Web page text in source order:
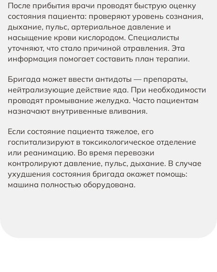
После прибытия врачи проводят быструю оценку
состояния пациента: проверяют уровень сознания,
дыхание, пульс, артериальное давление и
насыщение крови кислородом. Специалисты
уточняют, что стало причиной отравления. Эта
информация помогает составить план терапии.
Бригада может ввести антидоты — препараты,
нейтрализующие действие яда. При необходимости
проводят промывание желудка. Часто пациентам
назначают внутривенные вливания.
Если состояние пациента тяжелое, его
госпитализируют в токсикологическое отделение
или реанимацию. Во время перевозки
контролируют давление, пульс, дыхание. В случае
ухудшения состояния бригада окажет помощь:
машина полностью оборудована.